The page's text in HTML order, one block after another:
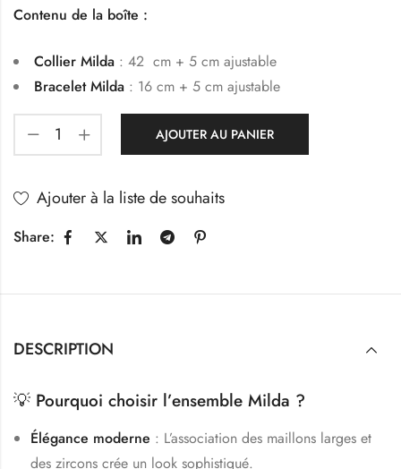
Contenu de la boîte :
Collier Milda : 42 cm + 5 cm ajustable
Bracelet Milda : 16 cm + 5 cm ajustable
AJOUTER AU PANIER
Ajouter à la liste de souhaits
Share:
DESCRIPTION
💡 Pourquoi choisir l’ensemble Milda ?
Élégance moderne : L’association des maillons larges et
des zircons crée un look sophistiqué.